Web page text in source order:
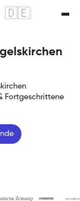
🇩🇪
Fortgeschrittene